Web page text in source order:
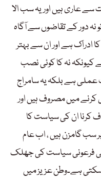
سے عاری ہیں اوریہ سب الا
نہ دور کے تقاضوں سے آگاہ
کا ادراک ہے اور ان سے بہتر
نہ کا کوئی نصب
عملی ہے بلکہ یہ سامراج
میں مصروف ہیں اور
کرنا ان کی سیاست کا
سب گامزن ہیں ، اب عام
فرعونی سیاست کی جھلک
ہے۔وطن عزیز میں